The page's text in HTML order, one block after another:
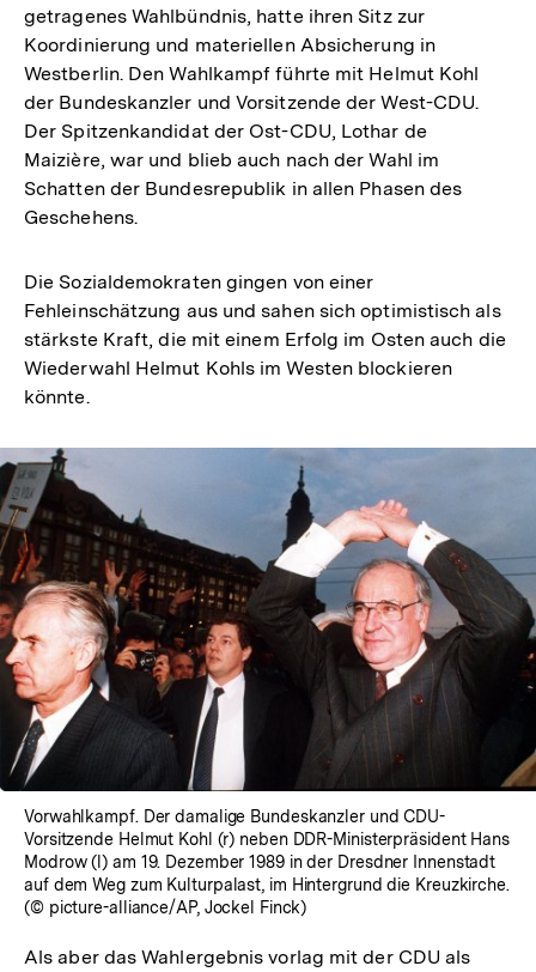
getragenes Wahlbündnis, hatte ihren Sitz zur
Koordinierung und materiellen Absicherung in
Westberlin. Den Wahlkampf führte mit Helmut Kohl
der Bundeskanzler und Vorsitzende der West-CDU.
Der Spitzenkandidat der Ost-CDU, Lothar de
Maizière, war und blieb auch nach der Wahl im
Schatten der Bundesrepublik in allen Phasen des
Geschehens.
Die Sozialdemokraten gingen von einer
Fehleinschätzung aus und sahen sich optimistisch als
stärkste Kraft, die mit einem Erfolg im Osten auch die
Wiederwahl Helmut Kohls im Westen blockieren
könnte.
Vorwahlkampf. Der damalige Bundeskanzler und CDU-
Vorsitzende Helmut Kohl (r) neben DDR-Ministerpräsident Hans
Modrow (l) am 19. Dezember 1989 in der Dresdner Innenstadt
auf dem Weg zum Kulturpalast, im Hintergrund die Kreuzkirche.
(© picture-alliance/AP, Jockel Finck)
Als aber das Wahlergebnis vorlag mit der CDU als